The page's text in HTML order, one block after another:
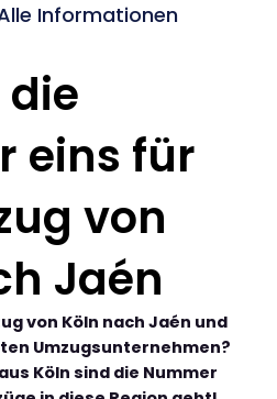
Informationen
eins für
von
Jaén
von Köln nach Jaén und
Umzugsunternehmen?
Köln sind die Nummer